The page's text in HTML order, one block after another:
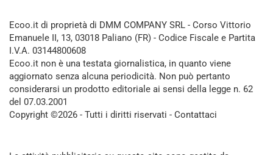
Ecoo.it di proprietà di DMM COMPANY SRL - Corso Vittorio
Emanuele II, 13, 03018 Paliano (FR) - Codice Fiscale e Partita
I.V.A. 03144800608
Ecoo.it non è una testata giornalistica, in quanto viene
aggiornato senza alcuna periodicità. Non può pertanto
considerarsi un prodotto editoriale ai sensi della legge n. 62
del 07.03.2001
Copyright ©2026 - Tutti i diritti riservati - Contattaci